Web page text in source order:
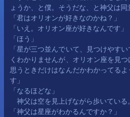
ょうか、と僕。そうだな、と神父は同
「君はオリオンが好きなのかね？」
「いえ。オリオン座が好きなんです」
「ほう」
「星が三つ並んでいて、見つけやす
くわかりませんが、オリオン座を見
思うときだけはなんだかわかってる
す」
「なるほどな」
神父は空を見上げながら歩いている。
「神父は星座がわかるんですか？」